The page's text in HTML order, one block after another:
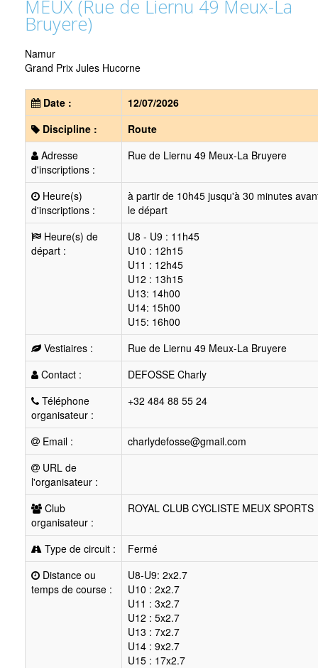
MEUX (Rue de Liernu 49 Meux-La
Bruyere)
Namur
Grand Prix Jules Hucorne
Date :
12/07/2026
Discipline :
Route
Adresse
d'inscriptions :
Rue de Liernu 49 Meux-La Bruyere
Heure(s)
d'inscriptions :
à partir de 10h45 jusqu'à 30 minutes
le départ
Heure(s) de
départ :
U8 - U9 : 11h45
U10 : 12h15
U11 : 12h45
U12 : 13h15
U13: 14h00
U14: 15h00
U15: 16h00
Vestiaires :
Rue de Liernu 49 Meux-La Bruyere
Contact :
DEFOSSE Charly
Téléphone
organisateur :
+32 484 88 55 24
Email :
charlydefosse@gmail.com
URL de
l'organisateur :
Club
organisateur :
ROYAL CLUB CYCLISTE MEUX SPORTS
Type de circuit :
Fermé
Distance ou
temps de course :
U8-U9: 2x2.7
U10 : 2x2.7
U11 : 3x2.7
U12 : 5x2.7
U13 : 7x2.7
U14 : 9x2.7
U15 : 17x2.7